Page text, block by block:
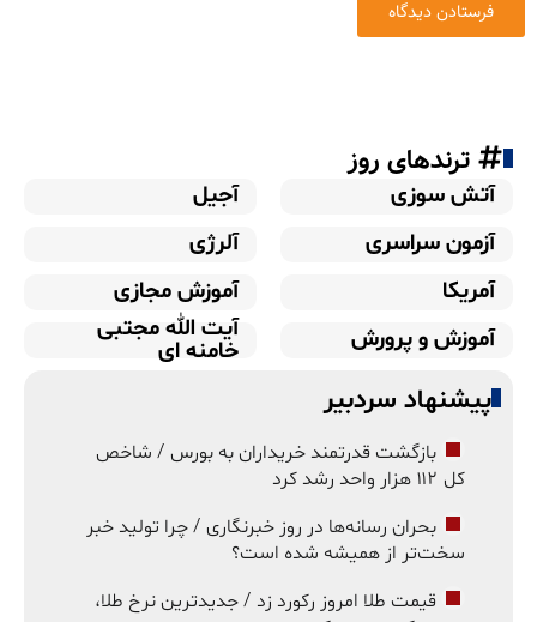
ترندهای روز
آتش سوزی
آجیل
آزمون سراسری
آلرژی
آمریکا
آموزش مجازی
آموزش و پرورش
آیت الله مجتبی
خامنه ای
پیشنهاد سردبیر
بازگشت قدرتمند خریداران به بورس / شاخص
کل ۱۱۲ هزار واحد رشد کرد
بحران رسانه‌ها در روز خبرنگاری / چرا تولید خبر
سخت‌تر از همیشه شده است؟
قیمت طلا امروز رکورد زد / جدیدترین نرخ طلا،